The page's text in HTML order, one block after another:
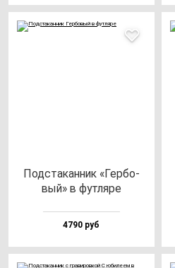
Под­ста­кан­ник «Гер­бо­
вый» в фут­ля­ре
4790 руб